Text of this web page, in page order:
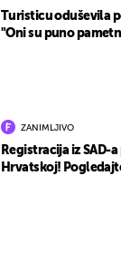
Turisticu oduševila
"Oni su puno
ZANIMLJIVO
Registracija iz SAD-
Hrvatskoj!